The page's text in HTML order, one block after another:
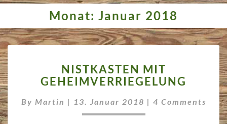
Monat: Januar 2018
MIT
GEHEIMVERRIEGELUNG
NISTKASTEN MIT
GEHEIMVERRIEGELUNG
By Martin | 13. Januar 2018 | Comments
4 Comments